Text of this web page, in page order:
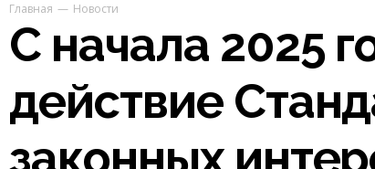
Главная Новости
С начала 2025
действие
законных